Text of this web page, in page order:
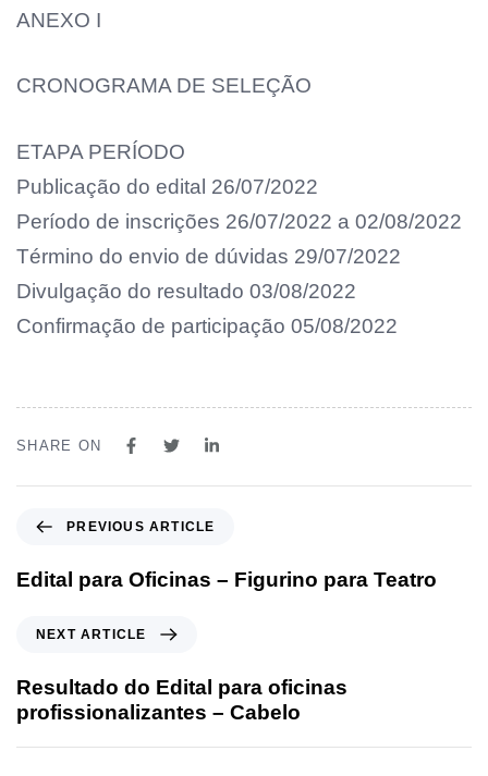
ANEXO I
CRONOGRAMA DE SELEÇÃO
ETAPA PERÍODO
Publicação do edital 26/07/2022
Período de inscrições 26/07/2022 a 02/08/2022
Término do envio de dúvidas 29/07/2022
Divulgação do resultado 03/08/2022
Confirmação de participação 05/08/2022
SHARE ON
PREVIOUS ARTICLE
Edital para Oficinas – Figurino para Teatro
NEXT ARTICLE
Resultado do Edital para oficinas
profissionalizantes – Cabelo